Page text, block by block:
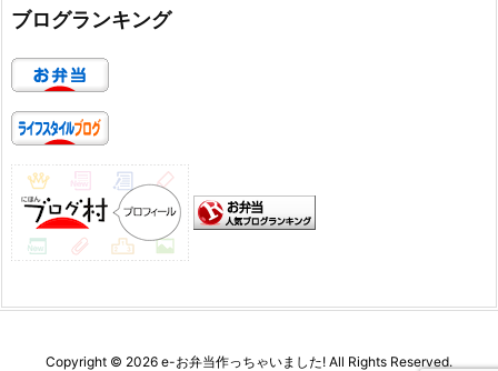
ブログランキング
Copyright © 2026 e-お弁当作っちゃいました! All Rights Reserved.